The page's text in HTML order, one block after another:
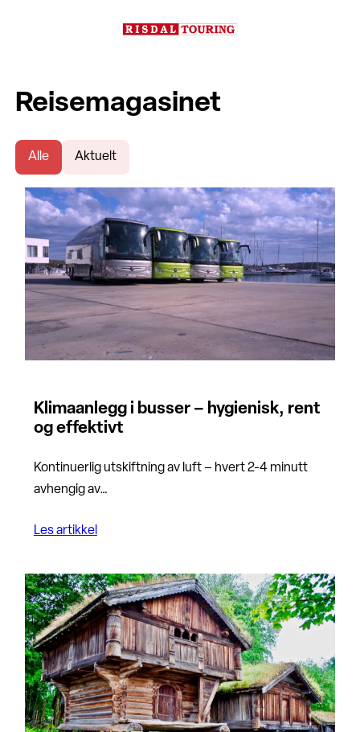
Reisemagasinet
Alle Aktuelt
Klimaanlegg i busser – hygienisk, rent
og effektivt
Kontinuerlig utskiftning av luft – hvert 2-4 minutt
avhengig av…
Les artikkel